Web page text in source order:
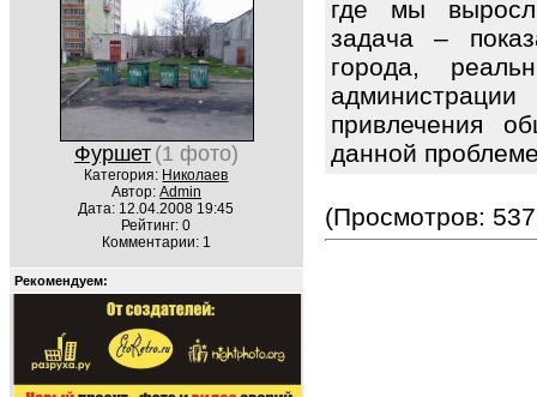
Фуршет (1 фото)
Категория: Николаев
Автор: Admin
Дата: 12.04.2008 19:45
Рейтинг: 0
Комментарии: 1
Рекомендуем:
где мы
задача –
города,
привлечения
данной
(Просмотров: